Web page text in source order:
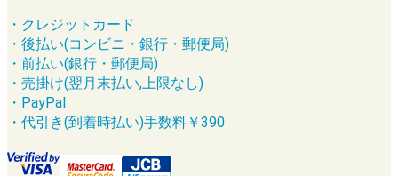
・クレジットカード
・後払い(コンビニ・銀行・郵便局)
・前払い(銀行・郵便局)
・売掛け(翌月末払い,上限なし)
・PayPal
・代引き(到着時払い)手数料￥390